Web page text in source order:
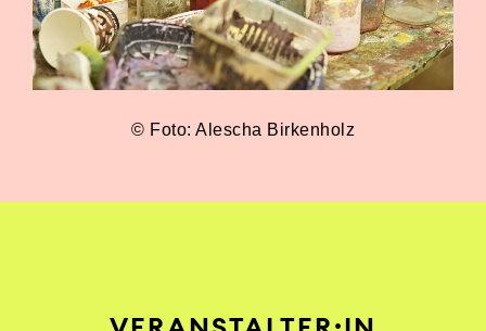
© Foto: Alescha Birkenholz